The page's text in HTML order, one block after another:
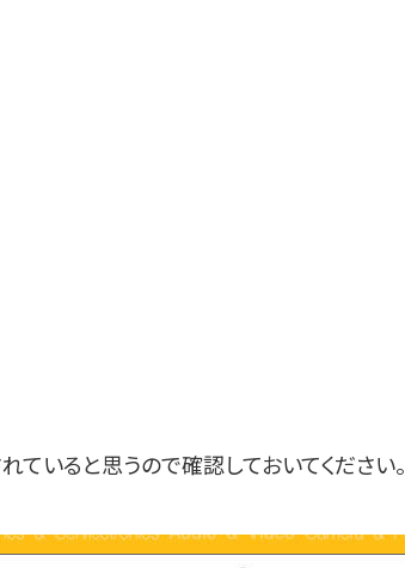
いると思うので確認しておいてください。